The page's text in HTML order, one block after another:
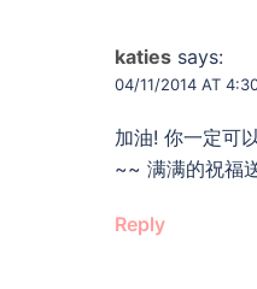
katies says:
04/11/2014 AT
加油! 你一定可
~~ 满满的祝福
Reply